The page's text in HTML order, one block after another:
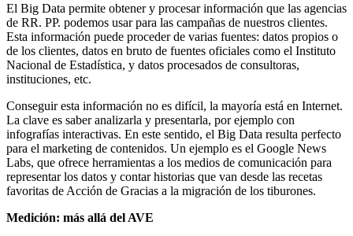
El Big Data permite obtener y procesar información que las agencias
de RR. PP. podemos usar para las campañas de nuestros clientes.
Esta información puede proceder de varias fuentes: datos propios o
de los clientes, datos en bruto de fuentes oficiales como el Instituto
Nacional de Estadística, y datos procesados de consultoras,
instituciones, etc.
Conseguir esta información no es difícil, la mayoría está en Internet.
La clave es saber analizarla y presentarla, por ejemplo con
infografías interactivas. En este sentido, el Big Data resulta perfecto
para el marketing de contenidos. Un ejemplo es el Google News
Labs, que ofrece herramientas a los medios de comunicación para
representar los datos y contar historias que van desde las recetas
favoritas de Acción de Gracias a la migración de los tiburones.
Medición: más allá del AVE